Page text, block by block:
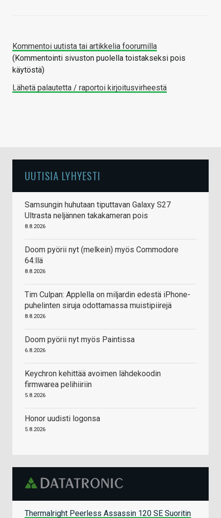
Kommentoi uutista tai artikkelia foorumilla
(Kommentointi sivuston puolella toistakseksi pois
käytöstä)
Lähetä palautetta / raportoi kirjoitusvirheestä
UUTISIA LYHYESTI
Samsungin huhutaan tiputtavan Galaxy S27
Ultrasta neljännen takakameran pois
8.8.2026
Doom pyörii nyt (melkein) myös Commodore
64:llä
8.8.2026
Tim Culpan: Applella on miljardin edestä iPhone-
puhelinten siruja odottamassa muistipiirejä
8.8.2026
Doom pyörii nyt myös Paintissa
6.8.2026
Keychron kehittää avoimen lähdekoodin
firmwarea pelihiiriin
5.8.2026
Honor uudisti logonsa
5.8.2026
Thermalright Peerless Assassin 120 SE Suoritin